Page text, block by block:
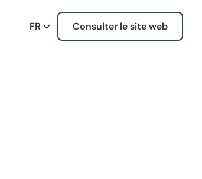
FR Consulter le site web